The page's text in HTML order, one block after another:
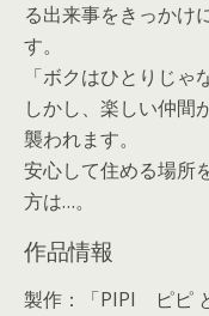
る出来事をきっかけ
す。
「ボクはひとりじゃ
しかし、楽しい仲間
襲われます。
安心して住める場所
方は…。
作品情報
製作：「PIPI ピピ